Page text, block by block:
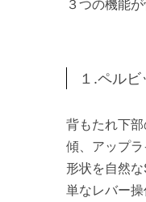
３つの機能
１.ペル
背もたれ下
傾、アップ
形状を自然
単なレバー操